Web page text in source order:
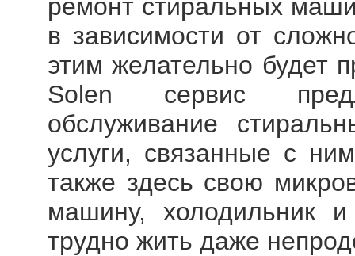
ремонт стиральных
в зависимости от
этим желательно будет
Solen сервис
обслуживание
услуги, связанные с
также здесь свою
машину, холодильник
трудно жить даже